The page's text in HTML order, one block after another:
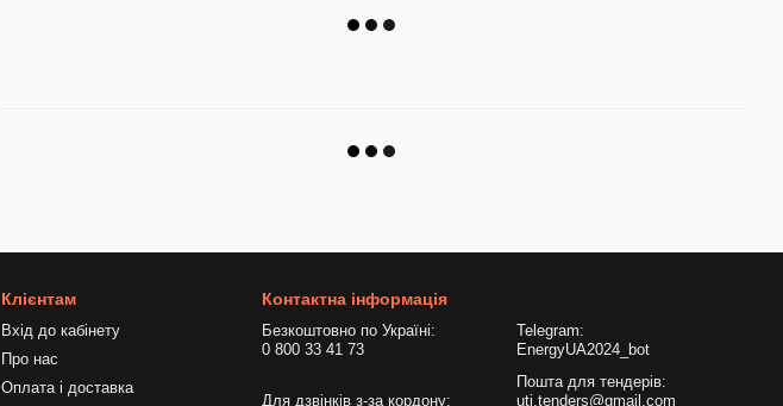
Клієнтам
Вхід до кабінету
Про нас
Оплата і доставка
Контактна інформація
Безкоштовно по Україні:
0 800 33 41 73
Для дзвінків з-за кордону:
Telegram:
EnergyUA2024_bot
Пошта для тендерів:
uti.tenders@gmail.com